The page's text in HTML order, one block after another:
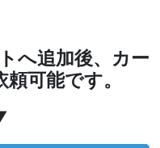
へ追加後、カー
可能です。